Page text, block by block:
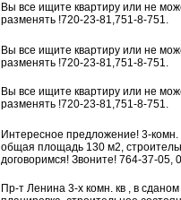
Вы все ищите квартиру или не
разменять !720-23-81,751-8-751.
Вы все ищите квартиру или не
разменять !720-23-81,751-8-751.
Вы все ищите квартиру или не
разменять !720-23-81,751-8-751.
Интересное предложение! 3-
общая площадь 130 м2,
договоримся! Звоните! 764-37-05,
Пр-т Ленина 3-х комн. кв , в